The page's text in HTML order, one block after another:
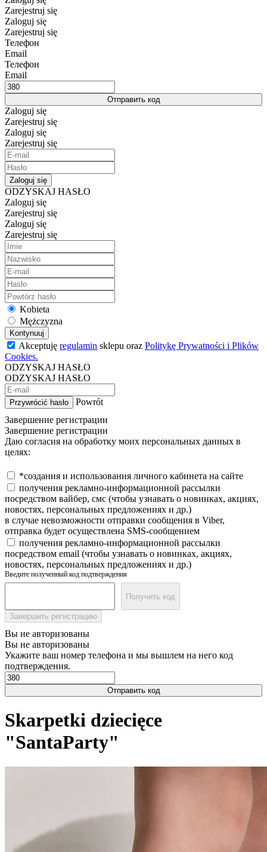
Zarejestruj się
Zaloguj się
Zarejestruj się
Телефон
Email
Телефон
Email
Отправить код
Zaloguj się
Zarejestruj się
Zaloguj się
Zarejestruj się
Zaloguj się
ODZYSKAJ HASŁO
Zaloguj się
Zarejestruj się
Zaloguj się
Zarejestruj się
Kobieta
Mężczyzna
Kontynuuj
Akceptuję regulamin sklepu oraz Politykę Prywatności i Plików
Cookies.
ODZYSKAJ HASŁO
ODZYSKAJ HASŁO
Przywrócić hasło
Powrót
Завершение регистрации
Завершение регистрации
Даю согласия на обработку моих персональных данных в
целях:
*создания и использования личного кабинета на сайте
получения рекламно-информационной рассылки
посредством вайбер, смс (чтобы узнавать о новинках, акциях,
новостях, персональных предложениях и др.)
в случае невозможности отправки сообщения в Viber,
отправка будет осуществлена SMS-сообщением
получения рекламно-информационной рассылки
посредством email (чтобы узнавать о новинках, акциях,
новостях, персональных предложениях и др.)
Введите полученный код подтверждения
Получить код
Завершить регистрацию
Вы не авторизованы
Вы не авторизованы
Укажите ваш номер телефона и мы вышлем на него код
подтверждения.
Отправить код
Skarpetki dziecięce
"SantaParty"